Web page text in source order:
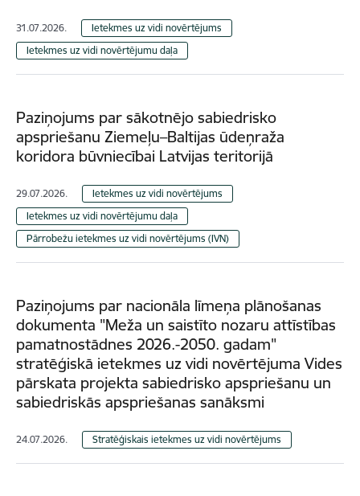
31.07.2026.
Ietekmes uz vidi novērtējums
Ietekmes uz vidi novērtējumu daļa
Paziņojums par sākotnējo sabiedrisko
apspriešanu Ziemeļu–Baltijas ūdeņraža
koridora būvniecībai Latvijas teritorijā
29.07.2026.
Ietekmes uz vidi novērtējums
Ietekmes uz vidi novērtējumu daļa
Pārrobežu ietekmes uz vidi novērtējums (IVN)
Paziņojums par nacionāla līmeņa plānošanas
dokumenta "Meža un saistīto nozaru attīstības
pamatnostādnes 2026.-2050. gadam"
stratēģiskā ietekmes uz vidi novērtējuma Vides
pārskata projekta sabiedrisko apspriešanu un
sabiedriskās apspriešanas sanāksmi
24.07.2026. Stratēģiskais ietekmes uz vidi novērtējums